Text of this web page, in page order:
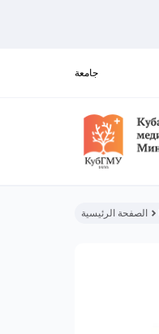
جامعة
الصفحة الرئيسية